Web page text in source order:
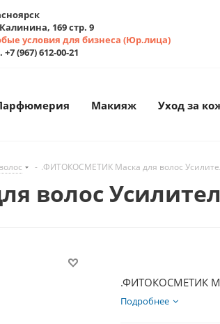
169 стр. 9
условия для бизнеса (Юр.лица)
+7 (967) 612-00-21
Макияж Уход за
- .ФИТОКОСМЕТИК Маска для волос
волос
.ФИТОКОСМЕТИК
Подробнее